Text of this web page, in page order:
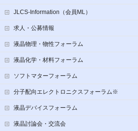
JLCS-Information（会員ML）
求人・公募情報
液晶物理・物性フォーラム
液晶化学・材料フォーラム
ソフトマターフォーラム
分子配向エレクトロニクスフォーラム※
液晶デバイスフォーラム
液晶討論会・交流会